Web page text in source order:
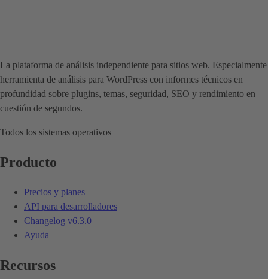
La plataforma de análisis independiente para sitios web. Especialmente
herramienta de análisis para WordPress con informes técnicos en
profundidad sobre plugins, temas, seguridad, SEO y rendimiento en
cuestión de segundos.
Todos los sistemas operativos
Producto
Precios y planes
API para desarrolladores
Changelog v6.3.0
Ayuda
Recursos